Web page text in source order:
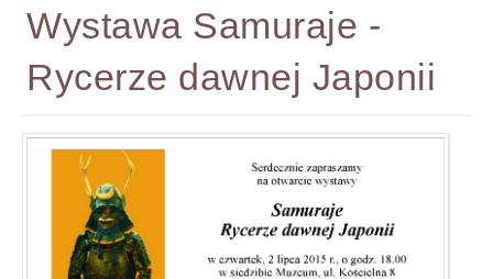
Wystawa Samuraje -
Rycerze dawnej Japonii